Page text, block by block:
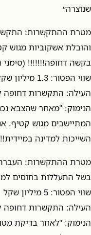
שנוצרה״
מטרת ההתקשרות:
והובלת אשקוביות מגוש
בקשה דחופה!!!!!!! (סימני
שווי הפטור: 1.3 מיליון שקל
העילה: התקשרות דחופה
הנימוק: "מאחר שהצבא
המתיישבים מגוש קטיף,
השייכות למדינה
מטרת ההתקשרות: העברת
בשל התעללות בחוסים
שווי הפטור: 5 מיליון שקל
העילה: התקשרות דחופה
הנימוק: "לאחר בדיקת